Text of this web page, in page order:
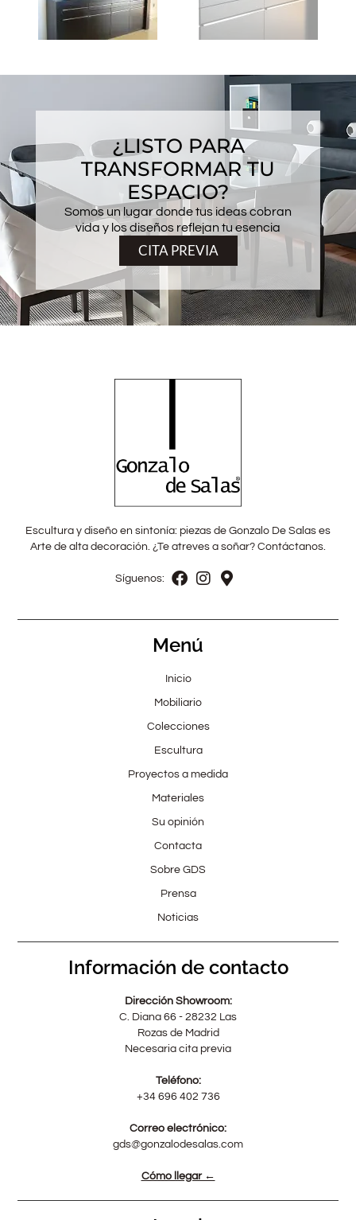
¿LISTO PARA
TRANSFORMAR TU
ESPACIO?
Somos un lugar donde tus ideas cobran
vida y los diseños reflejan tu esencia
CITA PREVIA
Escultura y diseño en sintonía: piezas de Gonzalo De Salas es
Arte de alta decoración. ¿Te atreves a soñar? Contáctanos.
Síguenos:
Menú
Inicio
Mobiliario
Colecciones
Escultura
Proyectos a medida
Materiales
Su opinión
Contacta
Sobre GDS
Prensa
Noticias
Información de contacto
Dirección Showroom:
C. Diana 66 - 28232 Las
Rozas de Madrid
Necesaria cita previa
Teléfono:
+34 696 402 736
Correo electrónico:
gds@gonzalodesalas.com
Cómo llegar ←